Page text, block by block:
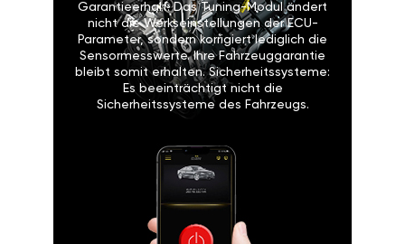
Garantieerhalt: Das Tuning-Modul ändert
nicht die Werkseinstellungen der ECU-
Parameter, sondern korrigiert lediglich die
Sensormesswerte. Ihre Fahrzeuggarantie
bleibt somit erhalten. Sicherheitssysteme:
Es beeinträchtigt nicht die
Sicherheitssysteme des Fahrzeugs.